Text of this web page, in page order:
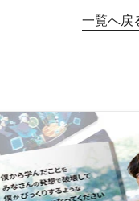
一覧へ戻